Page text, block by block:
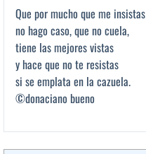
Que por mucho que me insistas
no hago caso, que no cuela,
tiene las mejores vistas
y hace que no te resistas
si se emplata en la cazuela.
©donaciano bueno